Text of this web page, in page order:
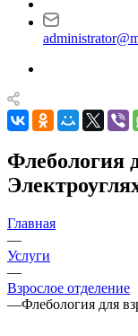
Флебология
Главная
—
Услуги
—
Взрослое отделение
—Флебология для